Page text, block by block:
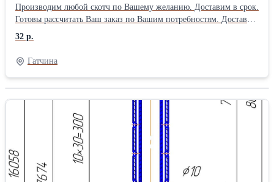
Производим любой скотч по Вашему желанию. Доставим в срок.
Готовы рассчитать Ваш заказ по Вашим потребностям. Доставка
по Гатчине, Санкт-Петербургу и до терминала ТК в СПб.
32 р.
Гатчина